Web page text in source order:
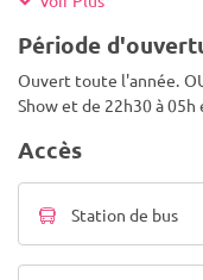
Période
Ouvert toute l'année.
Show et de 22h30 à 05h
Accès
Station de bus